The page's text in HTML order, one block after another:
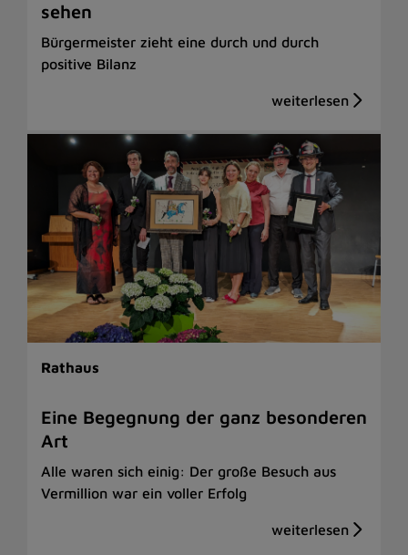
sehen
Bürgermeister zieht eine durch und durch
positive Bilanz
Rathaus
Eine Begegnung der ganz besonderen
Art
Alle waren sich einig: Der große Besuch aus
Vermillion war ein voller Erfolg